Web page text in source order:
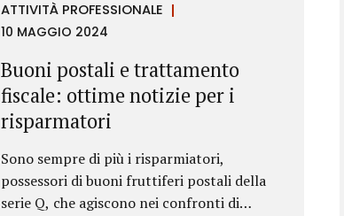
Package), tra cui il Regolamento
Antiriciclaggio e la Direttiva AML;
all’AMLA, ovvero alla nuova Autorità
europea che inizierà...
ATTIVITÀ PROFESSIONALE
10 MAGGIO 2024
Buoni postali e trattamento
fiscale: ottime notizie per i
risparmatori
Sono sempre di più i risparmiatori,
possessori di buoni fruttiferi postali della
serie Q, che agiscono nei confronti di